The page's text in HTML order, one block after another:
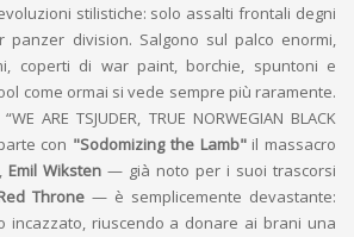
stilistiche: solo assalti frontali degni
panzer division. Salgono sul palco enormi,
coperti di war paint, borchie, spuntoni e
come ormai si vede sempre più raramente.
ARE TSJUDER, TRUE NORWEGIAN BLACK
con "Sodomizing the Lamb"il massacro
Emil Wiksten — già noto per i suoi trascorsi
Throne — è semplicemente devastante:
incazzato, riuscendo a donare ai brani una